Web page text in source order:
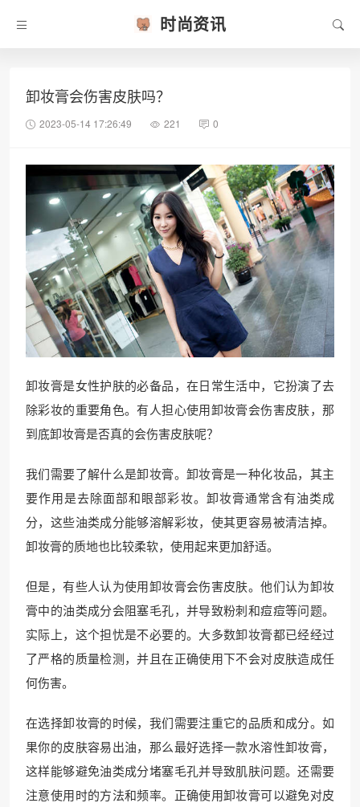
时尚资讯
卸妆膏会伤害皮肤吗？
2023-05-14 17:26:49 221 0
卸妆膏是女性护肤的必备品，在日常生活中，它扮演了去
除彩妆的重要角色。有人担心使用卸妆膏会伤害皮肤，那
到底卸妆膏是否真的会伤害皮肤呢？
我们需要了解什么是卸妆膏。卸妆膏是一种化妆品，其主
要作用是去除面部和眼部彩妆。卸妆膏通常含有油类成
分，这些油类成分能够溶解彩妆，使其更容易被清洁掉。
卸妆膏的质地也比较柔软，使用起来更加舒适。
但是，有些人认为使用卸妆膏会伤害皮肤。他们认为卸妆
膏中的油类成分会阻塞毛孔，并导致粉刺和痘痘等问题。
实际上，这个担忧是不必要的。大多数卸妆膏都已经经过
了严格的质量检测，并且在正确使用下不会对皮肤造成任
何伤害。
在选择卸妆膏的时候，我们需要注重它的品质和成分。如
果你的皮肤容易出油，那么最好选择一款水溶性卸妆膏，
这样能够避免油类成分堵塞毛孔并导致肌肤问题。还需要
注意使用时的方法和频率。正确使用卸妆膏可以避免对皮